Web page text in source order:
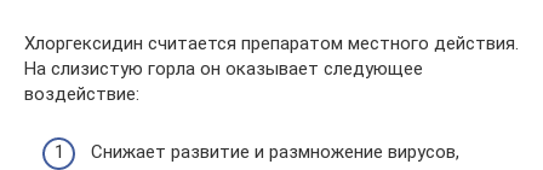
Хлоргексидин считается препаратом местного действия.
На слизистую горла он оказывает следующее
воздействие:
Снижает развитие и размножение вирусов,